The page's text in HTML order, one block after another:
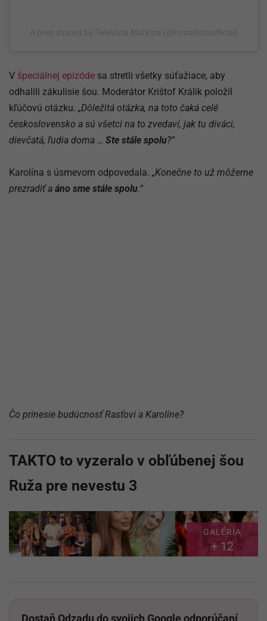
V špeciálnej epizóde sa stretli všetky súťažiace, aby
odhalili zákulisie šou. Moderátor Krištof Králik položil
kľúčovú otázku. „Dôležitá otázka, na toto čaká celé
československo a sú všetci na to zvedaví, jak tu diváci,
dievčatá, ľudia doma … Ste stále spolu?“
Karolína s úsmevom odpovedala. „Konečne to už môžeme
prezradiť a áno sme stále spolu.“
Čo prinesie budúcnosť Rasťovi a Karolíne?
TAKTO to vyzeralo v obľúbenej šou
Ruža pre nevestu 3
GALÉRIA
+ 12
Dostaň Odzadu do svojich Google odporúčaní